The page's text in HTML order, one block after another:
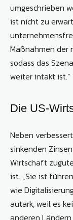
umgeschrieben
ist nicht zu
Maßnahmen der
sodass das
weiter intakt ist.“
Die US-
Neben
sinkenden
Wirtschaft
ist. „Sie ist
wie
autark, weil es